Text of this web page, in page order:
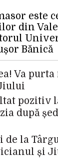
este
din
Bănică
Va purta
pozitiv
după
de la
și